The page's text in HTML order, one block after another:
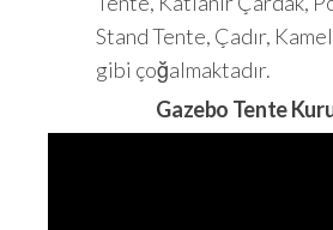
Stand Tente, Çadır,
gibi çoğalmaktadır.
Gazebo Tente